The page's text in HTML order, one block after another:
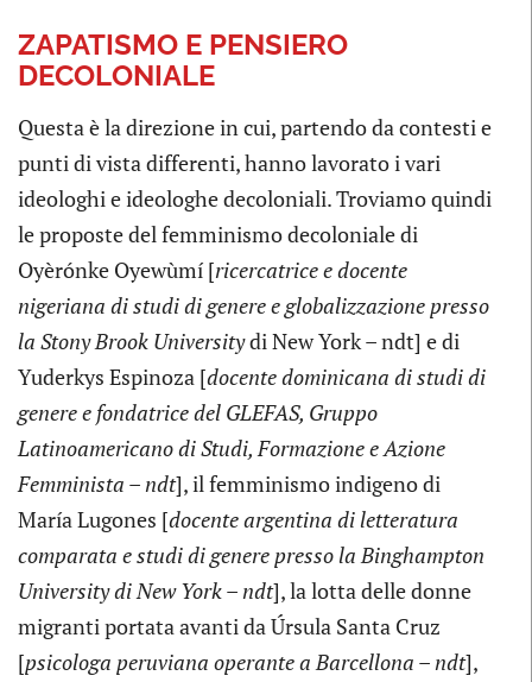
ZAPATISMO E PENSIERO
DECOLONIALE
Questa è la direzione in cui, partendo da contesti e
punti di vista differenti, hanno lavorato i vari
ideologhi e ideologhe decoloniali. Troviamo quindi
le proposte del femminismo decoloniale di
Oyèrónke Oyewùmí [ricercatrice e docente
nigeriana di studi di genere e globalizzazione presso
la Stony Brook Universitydi New York – ndt] e di
Yuderkys Espinoza [docente dominicana di studi di
genere e fondatrice del GLEFAS, Gruppo
Latinoamericano di Studi, Formazione e Azione
Femminista – ndt], il femminismo indigeno di
María Lugones [docente argentina di letteratura
comparata e studi di genere presso la Binghampton
University di New York – ndt], la lotta delle donne
migranti portata avanti da Úrsula Santa Cruz
[psicologa peruviana operante a Barcellona – ndt],